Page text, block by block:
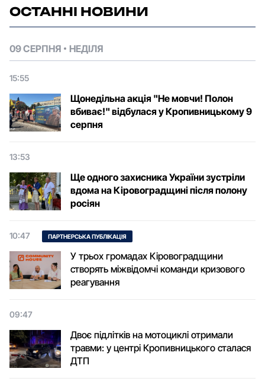
ОСТАННІ НОВИНИ
09 СЕРПНЯ НЕДІЛЯ
15:55
Щонедільна акція "Не мовчи! Полон
вбиває!" відбулася у Кропивницькому 9
серпня
13:53
Ще одного захисника України зустріли
вдома на Кіровоградщині після полону
росіян
10:47 ПАРТНЕРСЬКА ПУБЛІКАЦІЯ
У трьох громадах Кіровоградщини
створять міжвідомчі команди кризового
реагування
09:47
Двоє підлітків на мотоциклі отримали
травми: у центрі Кропивницького сталася
ДТП